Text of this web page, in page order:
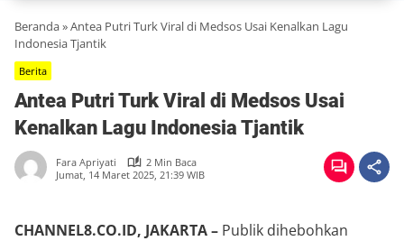
Beranda»Antea Putri Turk Viral di Medsos Usai Kenalkan Lagu
Indonesia Tjantik
Berita
Antea Putri Turk Viral di Medsos Usai
Kenalkan Lagu Indonesia Tjantik
Fara Apriyati
2 Min Baca
Jumat, 14 Maret 2025, 21:39 WIB
CHANNEL8.CO.ID, JAKARTA – Publik dihebohkan